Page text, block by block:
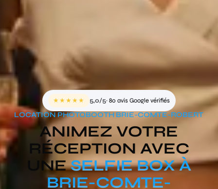
★★★★★ 5,0/5· 80 avis Google vérifiés
LOCATION PHOTOBOOTH BRIE-COMTE-ROBERT
ANIMEZ VOTRE
RÉCEPTION AVEC
UNESELFIE BOX À
BRIE-COMTE-